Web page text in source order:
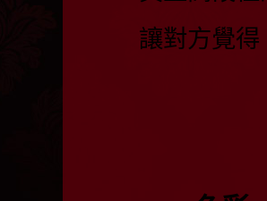
讓對方覺